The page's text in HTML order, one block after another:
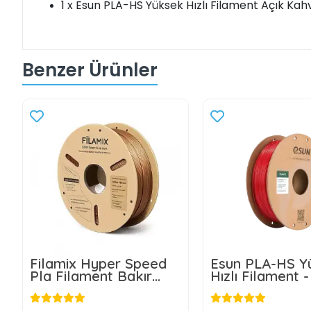
1 x Esun PLA-HS Yüksek Hızlı Filament Açık
Benzer Ürünler
Filamix Hyper Speed
Pla Filament Bakır
1.75mm 1kg
Esun PLA-HS
Hızlı Filament
Kırmızısı